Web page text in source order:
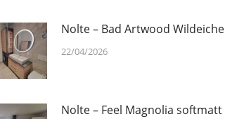
Nolte – Bad Artwood Wildeiche
22/04/2026
Nolte – Feel Magnolia softmatt